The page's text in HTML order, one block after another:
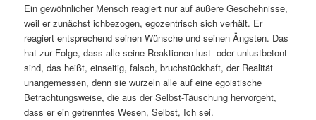
Ein gewöhnlicher Mensch reagiert nur auf äußere Geschehnisse,
weil er zunächst ichbezogen, egozentrisch sich verhält. Er
reagiert entsprechend seinen Wünsche und seinen Ängsten. Das
hat zur Folge, dass alle seine Reaktionen lust- oder unlustbetont
sind, das heißt, einseitig, falsch, bruchstückhaft, der Realität
unangemessen, denn sie wurzeln alle auf eine egoistische
Betrachtungsweise, die aus der Selbst-Täuschung hervorgeht,
dass er ein getrenntes Wesen, Selbst, Ich sei.